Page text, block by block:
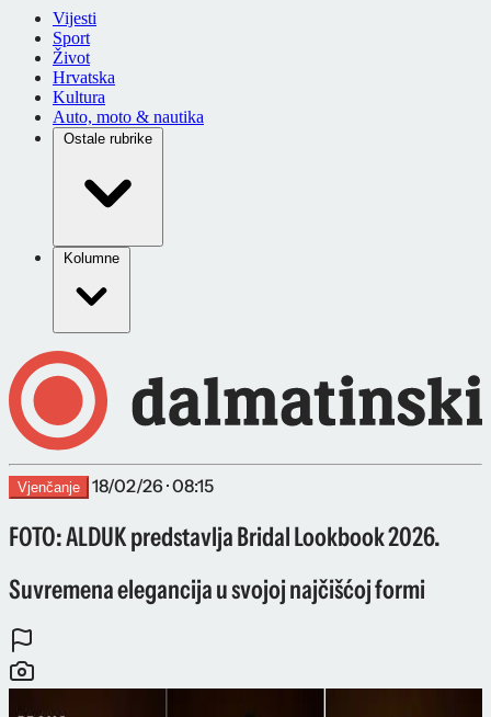
Vijesti
Sport
Život
Hrvatska
Kultura
Auto, moto & nautika
Ostale rubrike
Kolumne
Vjenčanje 18/02/26 · 08:15
FOTO: ALDUK predstavlja Bridal Lookbook 2026.
Suvremena elegancija u svojoj najčišćoj formi